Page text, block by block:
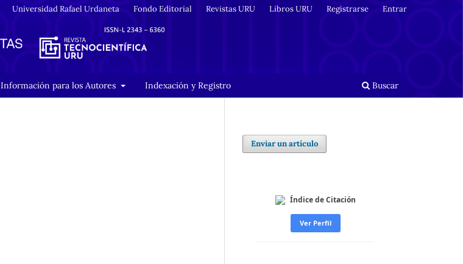
Información para los Autores Indexación y Registro Buscar
Universidad Rafael Urdaneta Fondo Editorial Revistas URU Libros URU Registrarse Entrar
Enviar un artículo
Índice de Citación
Ver Perfil